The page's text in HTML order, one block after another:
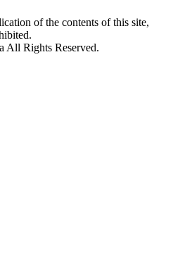
of the contents of this site,
All Rights Reserved.